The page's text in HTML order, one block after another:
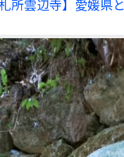
所雲辺寺】愛媛県